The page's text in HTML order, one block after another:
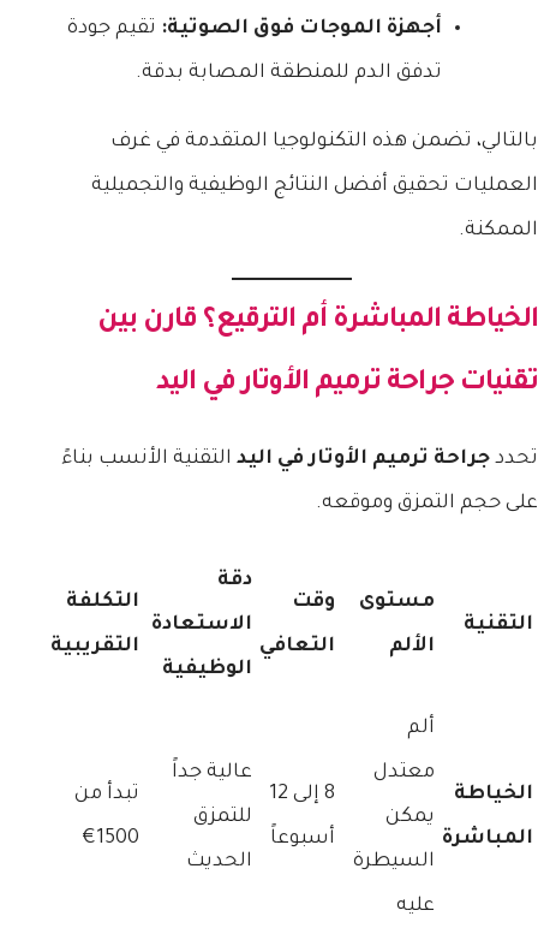
أجهزة الموجات فوق الصوتية: تقيم جودة
تدفق الدم للمنطقة المصابة بدقة.
بالتالي، تضمن هذه التكنولوجيا المتقدمة في غرف
العمليات تحقيق أفضل النتائج الوظيفية والتجميلية
الممكنة.
الخياطة المباشرة أم الترقيع؟ قارن بين
تقنيات جراحة ترميم الأوتار في اليد
تحدد جراحة ترميم الأوتار في اليد التقنية الأنسب بناءً
على حجم التمزق وموقعه.
التقنية
مستوى
الألم
وقت
التعافي
دقة
الاستعادة
الوظيفية
التكلفة
التقريبية
الخياطة
المباشرة
ألم
معتدل
يمكن
السيطرة
عليه
8 إلى 12
أسبوعاً
عالية جداً
للتمزق
الحديث
تبدأ من
1500€